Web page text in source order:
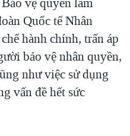
Quốc tế Nhân
hành chính, trấn áp
bảo vệ nhân quyền,
như việc sử dụng
vấn đề hết sức